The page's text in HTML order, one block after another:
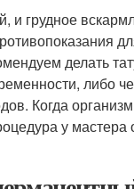
и грудное
делать
либо
Когда
у